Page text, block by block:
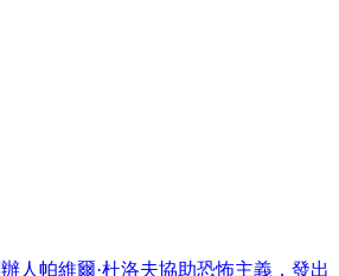
辦人 帕維爾·杜洛夫協助恐怖主義 ， 發出